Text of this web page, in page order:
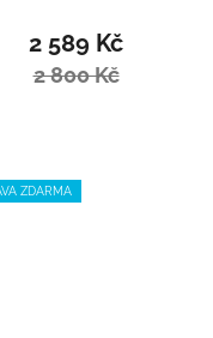
2 589 Kč
2 800 Kč
ZDARMA